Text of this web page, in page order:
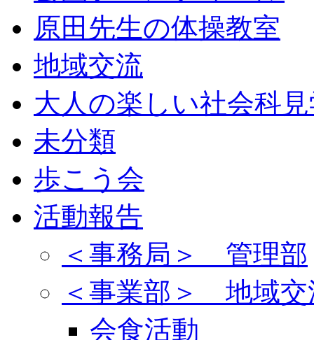
原田先生の体操教室
地域交流
大人の楽しい社会科
未分類
歩こう会
活動報告
＜事務局＞ 管理部
＜事業部＞ 地域交
会食活動